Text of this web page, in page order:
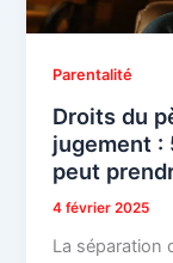
Parentalité
Droits du
jugement :
peut
4 février 2025
La séparation